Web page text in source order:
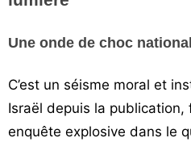
chroniques
Les
bonnes
adresses
Une onde de choc
C’est un séisme moral et
Israël depuis la publication,
enquête explosive dans le